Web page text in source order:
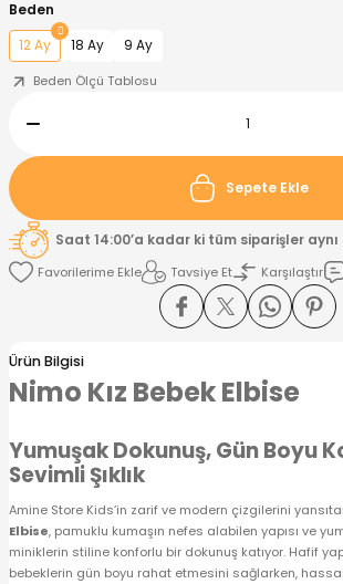
Beden
12 Ay
18 Ay
9 Ay
Beden Ölçü Tablosu
Sepete Ekle
Saat 14:00’a kadar ki tüm siparişler
Tavsiye Et
Karşılaştır
Ürün Bilgisi
Nimo Kız Bebek Elbise
Yumuşak Dokunuş, Gün Boyu
Sevimli Şıklık
Amine Store Kids’in zarif ve modern çizgilerini
Elbise, pamuklu kumaşın nefes alabilen yapısı ve
miniklerin stiline konforlu bir dokunuş katıyor. Hafif
bebeklerin gün boyu rahat etmesini sağlarken,
Takımı
ve Taç
Shirt
Alt
Çıkışı ve Zıbın Seti
Takımı
Alt
shirt
Alt